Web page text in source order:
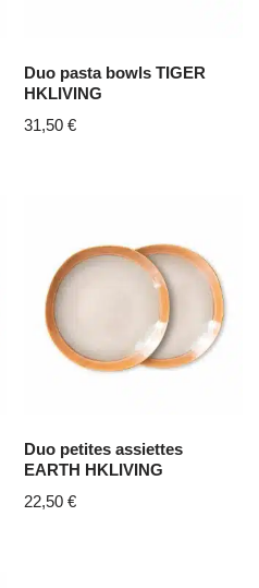
Duo pasta bowls TIGER
HKLIVING
31,50€
Duo petites assiettes
EARTH HKLIVING
22,50€